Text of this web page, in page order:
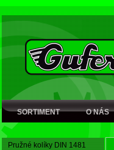
SORTIMENT O NÁS
Pružné kolíky DIN 1481